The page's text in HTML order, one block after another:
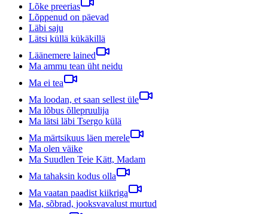
Lõke preerias
Lõppenud on päevad
Läbi saju
Lätsi küllä kükäkillä
Läänemere lained
Ma ammu tean üht neidu
Ma ei tea
Ma loodan, et saan sellest üle
Ma lõbus õllepruulija
Ma lätsi läbi Tsergo külä
Ma märtsikuus läen merele
Ma olen väike
Ma Suudlen Teie Kätt, Madam
Ma tahaksin kodus olla
Ma vaatan paadist kiikriga
Ma, sõbrad, jooksvavalust murtud